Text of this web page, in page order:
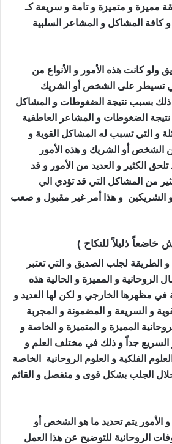
مميزة و متميزة و تامة و سريعة كـ
المشاكل و المشاعر السلبية
ولو كانت هذه الأمور و الأنواع من
تسيطر على الشخص أو الشريك
ذلك بسبب نتيجة الضغوطات و المشاكل
و نتيجة الضغوطات و المشاعر العاطفية
و التي تسبب له المشاكل القوية و
الشخص أو الشريك و هذه الأمور
الكثير و العديد من الأمور و قد
من المشاكل التي قد تؤدي الي
الشريكين و هذا أمر غير مقبول و صعب
ذليلاً للنكاح )
و الطريقة لجلب الصديق و التي تعتبر
الروحانية و المميزة و الحالية هذه
في مظهرها الخارجي و لكن لها العديد و
و السريعة و المضمونة و المجربة
المميزة و المتميزة و الخاصة و
جداً و ذلك في مختلف العلم و
الفلكية و العلوم الروحانية الخاصة
خلال الجلب بشكل قوى و منفصل و القائم
الأمور يتم تحديد ما هو الشخص أو
الروحانية للتوضيح عن هذا العمل